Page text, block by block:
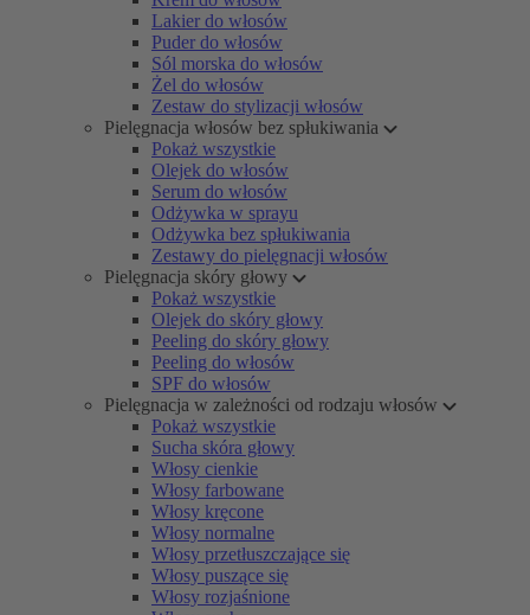
Lakier do włosów
Puder do włosów
Sól morska do włosów
Żel do włosów
Zestaw do stylizacji włosów
Pielęgnacja włosów bez spłukiwania
Pokaż wszystkie
Olejek do włosów
Serum do włosów
Odżywka w sprayu
Odżywka bez spłukiwania
Zestawy do pielęgnacji włosów
Pielęgnacja skóry głowy
Pokaż wszystkie
Olejek do skóry głowy
Peeling do skóry głowy
Peeling do włosów
SPF do włosów
Pielęgnacja w zależności od rodzaju włosów
Pokaż wszystkie
Sucha skóra głowy
Włosy cienkie
Włosy farbowane
Włosy kręcone
Włosy normalne
Włosy przetłuszczające się
Włosy puszące się
Włosy rozjaśnione